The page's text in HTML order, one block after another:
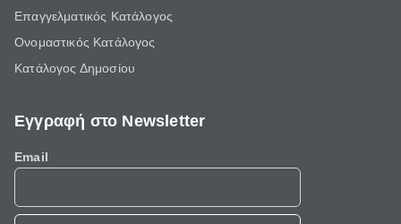
Επαγγελματικός Κατάλογος
Ονομαστικός Κατάλογος
Κατάλογος Δημοσίου
Εγγραφή στο Newsletter
Email